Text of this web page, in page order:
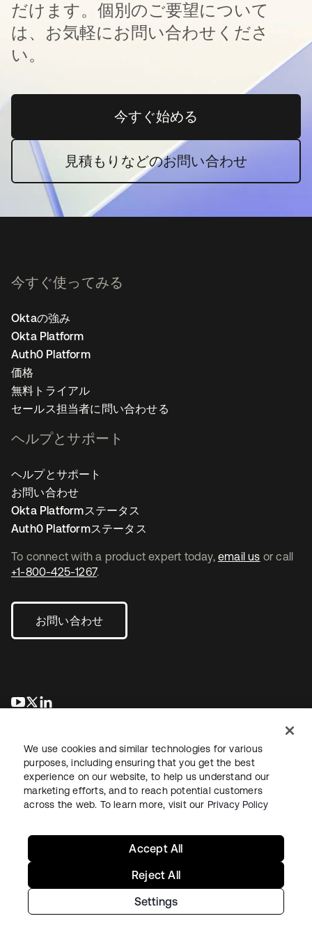
だけます。個別のご要望について
は、お気軽にお問い合わせくださ
い。
今すぐ始める新しいタブで開く
見積もりなどのお問い合わせ
To connect with a product expert today, email us or call
+1-800-425-1267.
お問い合わせ
新しいタブで開く
新しいタブで開く
今すぐ使ってみる
Oktaの強み
Okta Platform
Auth0 Platform
価格
無料トライアル
セールス担当者に問い合わせる
ヘルプとサポート
ヘルプとサポート
お問い合わせ
Okta Platformステータス
Auth0 Platformステータス
法務プライバシーポリシーサイト利用規約セキュリティ
Copyright © 2026 Okta. All rights reserved.
We use cookies and similar technologies for various
purposes, including ensuring that you get the best
experience on our website, to help us understand our
marketing efforts, and to reach potential customers
across the web. To learn more, visit our Privacy Policy
Settings
Reject All
Accept All